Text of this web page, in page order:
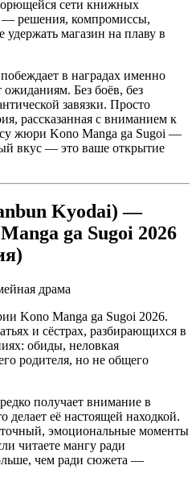
сети книжных
— решения, компромиссы,
магазин на плаву в
в наградах именно
ожиданиям. Без боёв, без
завязки. Просто
рассказанная с вниманием к
жюри Kono Manga ga Sugoi —
вкус — это ваше открытие
Kyodai) —
ga Sugoi 2026
драма
Kono Manga ga Sugoi 2026.
и сёстрах, разбирающихся в
обиды, неловкая
родителя, но не общего
получает внимание в
делает её настоящей находкой.
эмоциональные моменты
читаете мангу ради
чем ради сюжета —